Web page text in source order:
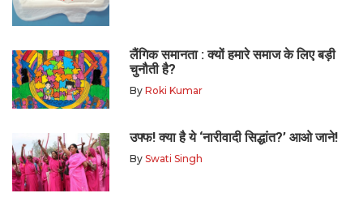
लैंगिक समानता : क्यों हमारे समाज के लिए बड़ी
चुनौती है?
By Roki Kumar
उफ्फ! क्या है ये ‘नारीवादी सिद्धांत?’ आओ जाने!
By Swati Singh